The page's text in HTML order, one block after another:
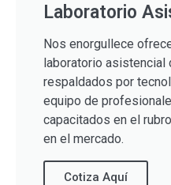
Laboratorio
Nos enorgullece
laboratorio asistencial
respaldados por
equipo de
capacitados en el
en el mercado.
Cotiza Aquí